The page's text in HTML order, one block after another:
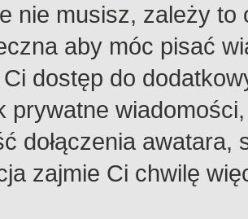
nie musisz, zależy
aby móc pisać
dostęp do
prywatne
dołączenia
zajmie Ci chwilę